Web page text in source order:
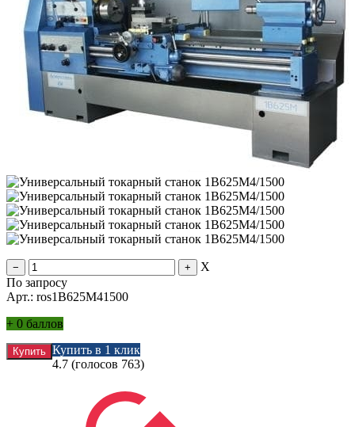
X
По запросу
Арт.: ros1В625М41500
+ 0 баллов
Купить в 1 клик
4.7 (голосов 763)